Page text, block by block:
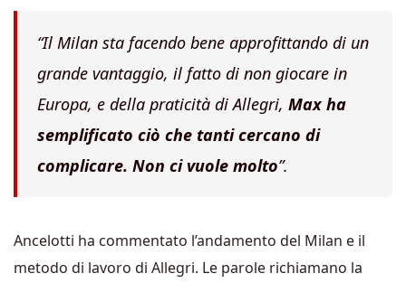
“Il Milan sta facendo bene approfittando di un
grande vantaggio, il fatto di non giocare in
Europa, e della praticità di Allegri, Max ha
semplificato ciò che tanti cercano di
complicare. Non ci vuole molto”.
Ancelotti ha commentato l’andamento del Milan e il
metodo di lavoro di Allegri. Le parole richiamano la